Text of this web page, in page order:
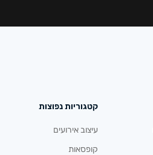
קטגוריות נפוצות
עיצוב אירועים
קופסאות